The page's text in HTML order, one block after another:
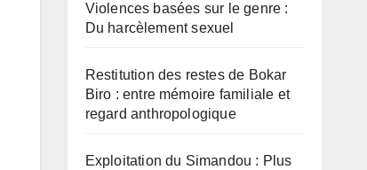
Violences basées sur le genre :
Du harcèlement sexuel
Restitution des restes de Bokar
Biro : entre mémoire familiale et
regard anthropologique
Exploitation du Simandou : Plus